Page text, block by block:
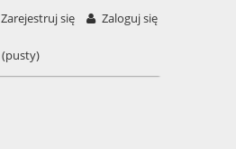
Zarejestruj się Zaloguj się
(pusty)